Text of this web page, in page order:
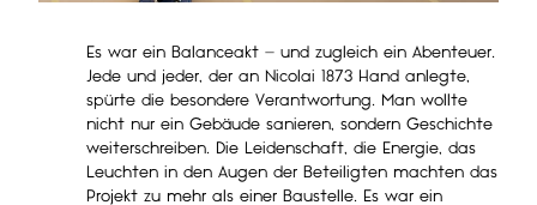
Es war ein Balanceakt – und zugleich ein Abenteuer.
Jede und jeder, der an Nicolai 1873 Hand anlegte,
spürte die besondere Verantwortung. Man wollte
nicht nur ein Gebäude sanieren, sondern Geschichte
weiterschreiben. Die Leidenschaft, die Energie, das
Leuchten in den Augen der Beteiligten machten das
Projekt zu mehr als einer Baustelle. Es war ein